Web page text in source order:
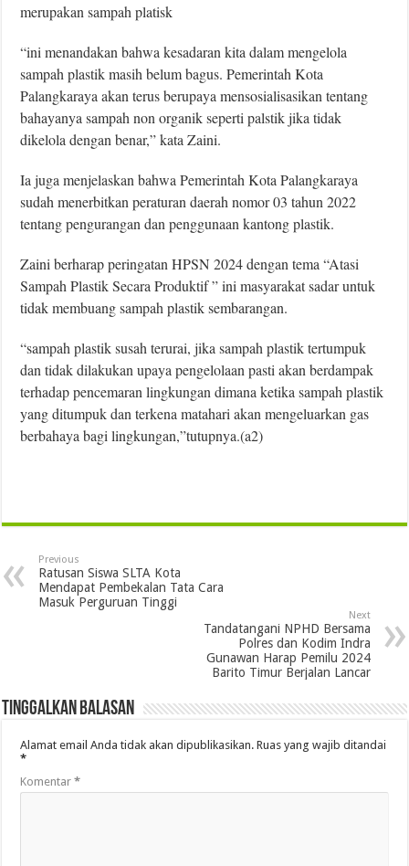
merupakan sampah platisk
“ini menandakan bahwa kesadaran kita dalam mengelola
sampah plastik masih belum bagus. Pemerintah Kota
Palangkaraya akan terus berupaya mensosialisasikan tentang
bahayanya sampah non organik seperti palstik jika tidak
dikelola dengan benar,” kata Zaini.
Ia juga menjelaskan bahwa Pemerintah Kota Palangkaraya
sudah menerbitkan peraturan daerah nomor 03 tahun 2022
tentang pengurangan dan penggunaan kantong plastik.
Zaini berharap peringatan HPSN 2024 dengan tema “Atasi
Sampah Plastik Secara Produktif ” ini masyarakat sadar untuk
tidak membuang sampah plastik sembarangan.
“sampah plastik susah terurai, jika sampah plastik tertumpuk
dan tidak dilakukan upaya pengelolaan pasti akan berdampak
terhadap pencemaran lingkungan dimana ketika sampah plastik
yang ditumpuk dan terkena matahari akan mengeluarkan gas
berbahaya bagi lingkungan,”tutupnya.(a2)
Previous
Ratusan Siswa SLTA Kota
Mendapat Pembekalan Tata Cara
Masuk Perguruan Tinggi
Next
Tandatangani NPHD Bersama
Polres dan Kodim Indra
Gunawan Harap Pemilu 2024
Barito Timur Berjalan Lancar
Tinggalkan Balasan
Alamat email Anda tidak akan dipublikasikan. Ruas yang wajib ditandai
*
Komentar*